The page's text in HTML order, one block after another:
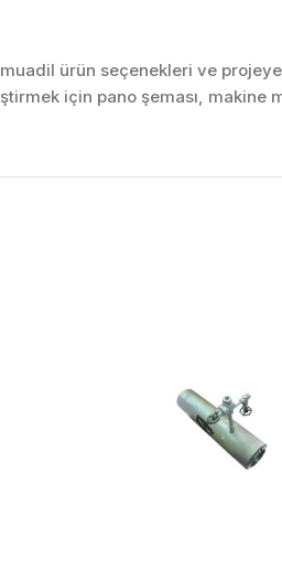
ürün seçenekleri ve
için pano şeması,